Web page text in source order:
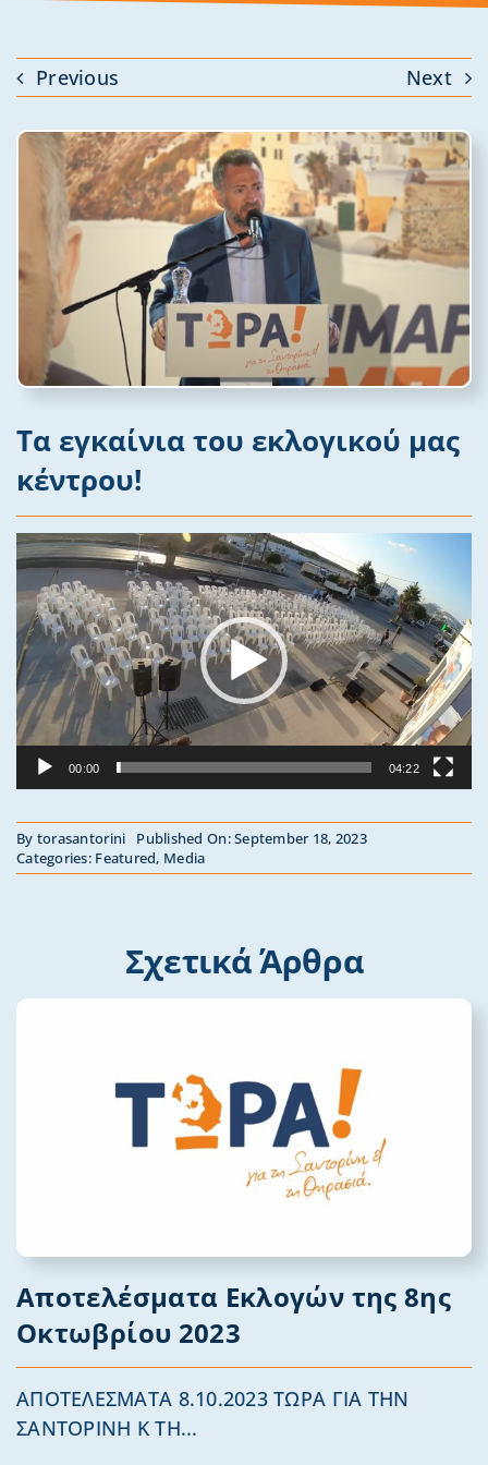
Previous Next
Τα εγκαίνια του εκλογικού μας
κέντρου!
Video
Player
00:00 04:22
By torasantorini
Published On: September 18, 2023
Categories: Featured, Media
Σχετικά Άρθρα
Αποτελέσματα Εκλογών της 8ης
Οκτωβρίου 2023
ΑΠΟΤΕΛΕΣΜΑΤΑ 8.10.2023 ΤΩΡΑ ΓΙΑ ΤΗΝ
ΣΑΝΤΟΡΙΝΗ Κ ΤΗ...